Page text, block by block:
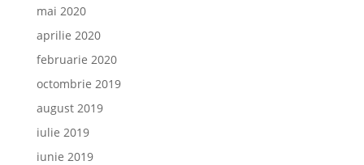
mai 2020
aprilie 2020
februarie 2020
octombrie 2019
august 2019
iulie 2019
iunie 2019